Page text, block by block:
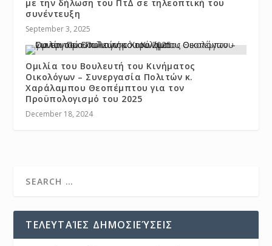
με την δήλωση του ΠτΔ σε τηλεοπτική του
συνέντευξη
September 3, 2025
Ομιλία του Βουλευτή του Κινήματος
Οικολόγων – Συνεργασία Πολιτών κ.
Χαράλαμπου Θεοπέμπτου για τον
Προϋπολογισμό του 2025
December 18, 2024
ΤΕΛΕΥΤΑΊΕΣ ΔΗΜΟΣΙΕΎΣΕΙΣ